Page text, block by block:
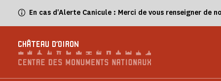
En cas d'Alerte Canicule : Merci de vous renseigner de
CHÂTEAU D'OIRON